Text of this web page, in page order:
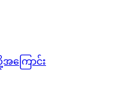
ကြောင်း